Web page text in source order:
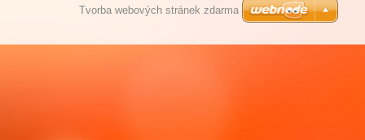
Tvorba webových stránek zdarma